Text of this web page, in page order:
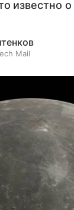
известно
Mail